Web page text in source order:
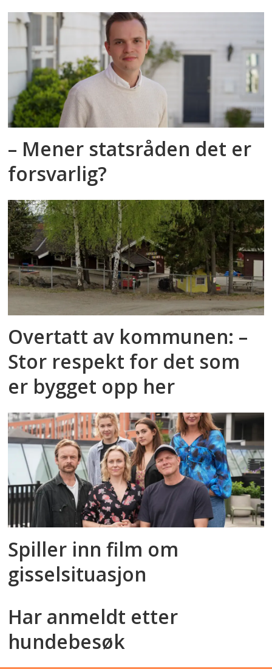
– Mener statsråden det er
forsvarlig?
Overtatt av kommunen: –
Stor respekt for det som
er bygget opp her
Spiller inn film om
gisselsituasjon
Har anmeldt etter
hundebesøk